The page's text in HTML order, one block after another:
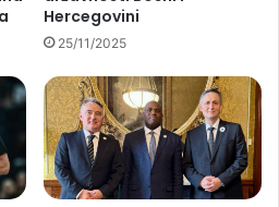
Hercegovini
25/11/2025